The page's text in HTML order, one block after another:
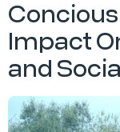
Impact
and